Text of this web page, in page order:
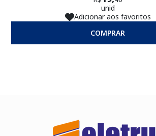
unid
Adicionar aos favoritos
COMPRAR